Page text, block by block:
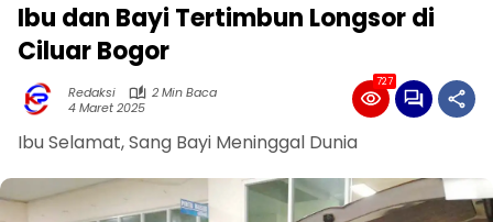
Ibu dan Bayi Tertimbun Longsor di
Ciluar Bogor
Redaksi
2 Min Baca
4 Maret 2025
727
Ibu Selamat, Sang Bayi Meninggal Dunia